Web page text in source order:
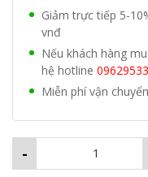
Giảm trực tiếp 5-
vnđ
Nếu khách hàng
hệ hotline
Miễn phí vận
-